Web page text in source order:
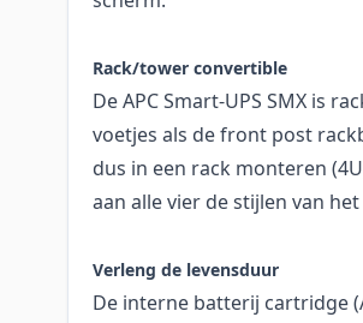
Rack/tower convertible
De APC Smart-UPS SMX is
voetjes als de front post
dus in een rack monteren
aan alle vier de stijlen van
Verleng de levensduur
De interne batterij cartridge